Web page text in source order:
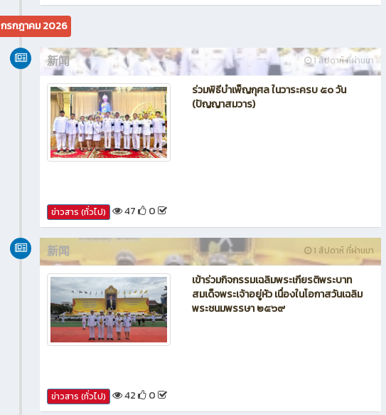
กรกฎาคม 2026
1 สัปดาห์ ที่ผ่านมา
新闻
ร่วมพิธีบำเพ็ญกุศล ในวาระครบ ๕๐ วัน
(ปัญญาสมวาร)
ข่าวสาร (ทั่วไป) 47 0
1 สัปดาห์ ที่ผ่านมา
新闻
เข้าร่วมกิจกรรมเฉลิมพระเกียรติพระบาท
สมเด็จพระเจ้าอยู่หัว เนื่องในโอกาสวันเฉลิม
พระชนมพรรษา ๒๕๖๙
ข่าวสาร (ทั่วไป) 42 0